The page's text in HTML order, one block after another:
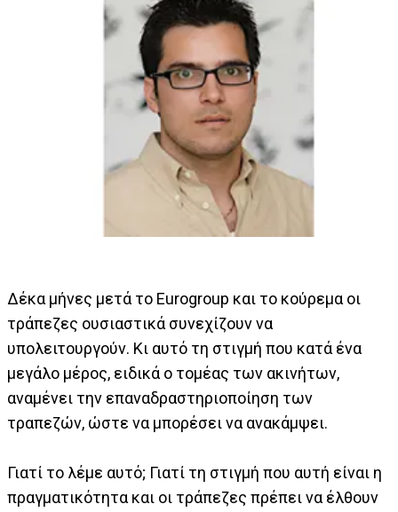
Δέκα μήνες μετά το Eurogroup και το κούρεμα οι
τράπεζες ουσιαστικά συνεχίζουν να
υπολειτουργούν. Κι αυτό τη στιγμή που κατά ένα
μεγάλο μέρος, ειδικά ο τομέας των ακινήτων,
αναμένει την επαναδραστηριοποίηση των
τραπεζών, ώστε να μπορέσει να ανακάμψει.
Γιατί το λέμε αυτό; Γιατί τη στιγμή που αυτή είναι η
πραγματικότητα και οι τράπεζες πρέπει να έλθουν